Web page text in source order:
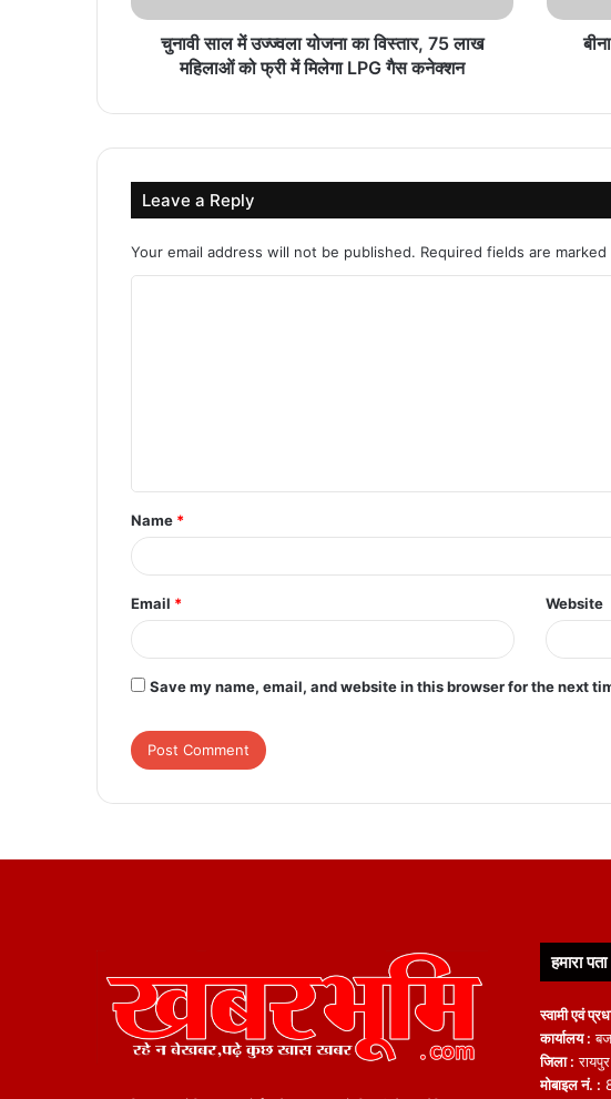
चुनावी साल में उज्ज्वला योजना का विस्तार, 75 लाख
महिलाओं को फ्री में मिलेगा LPG गैस कनेक्शन
Leave a Reply
Your email address will not be published. Required fields are marked
t
*
Name *
Email * Website
Save my name, email, and website in this browser for the next
हमारा पता
स्वामी एवं
कार्यालय :
जिला :
मोबाइल नं. :